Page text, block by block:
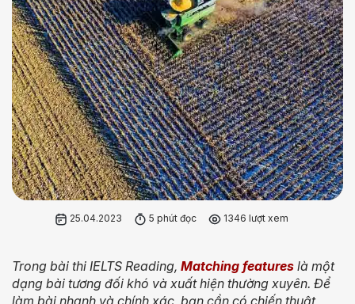
25.04.2023 5 phút đọc 1346 lượt xem
Trong bài thi IELTS Reading, Matching features là một
dạng bài tương đối khó và xuất hiện thường xuyên. Để
làm bài nhanh và chính xác, bạn cần có chiến thuật